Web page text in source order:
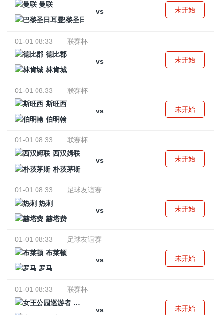
曼联
vs
巴黎圣日耳曼
未开始
01-01 08:33
联赛杯
德比郡
vs
林肯城
未开始
01-01 08:33
联赛杯
斯旺西
vs
伯明翰
未开始
01-01 08:33
联赛杯
西汉姆联
vs
朴茨茅斯
未开始
01-01 08:33
足球友谊赛
热刺
vs
赫塔费
未开始
01-01 08:33
足球友谊赛
布莱顿
vs
罗马
未开始
01-01 08:33
联赛杯
女王公园巡游者
vs
未开始